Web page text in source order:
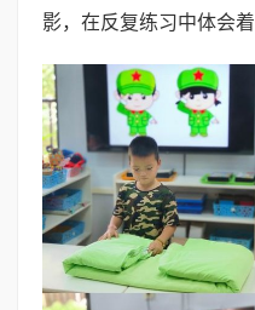
影，在反复练习中体会